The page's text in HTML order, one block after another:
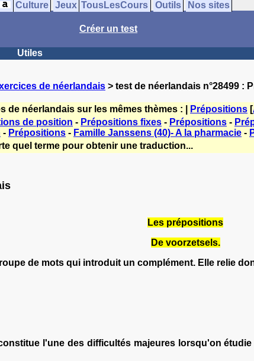
Culture Jeux TousLesCours Outils Nos sites
Créer un test
Utiles
de néerlandais > test de néerlandais n°28499 :
de néerlandais sur les mêmes thèmes : | Prépositions [
de position - Prépositions fixes - Prépositions -
- Prépositions - Famille Janssens (40)- A la pharmacie -
quel terme pour obtenir une traduction...
Les prépositions
De voorzetsels.
de mots qui introduit un complément. Elle relie
l'une des difficultés majeures lorsqu'on